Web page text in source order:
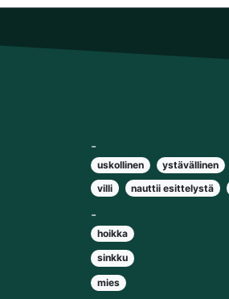
-
uskollinen ystävällinen
villi
nauttii esittelystä
-
hoikka
sinkku
mies